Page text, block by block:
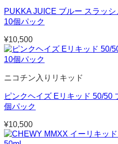
PUKKA JUICE ブルー スラッ
10個パック
¥10,500
ニコチン入りリキッド
ピンクヘイズ Eリキッド 50/
個パック
¥10,500